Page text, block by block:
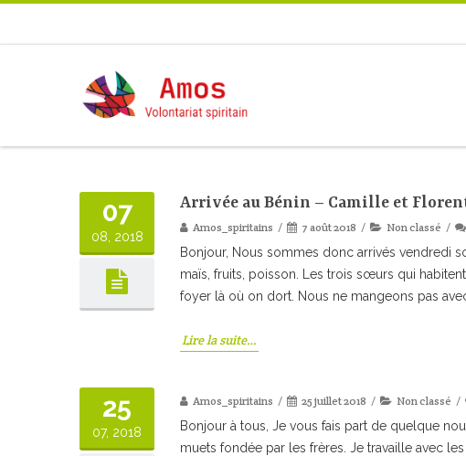
07
08, 2018
Arrivée au Bénin – Camille et
Amos_spiritains 7 août 2018 Non classé
Bonjour, Nous sommes donc arrivés vendredi
maïs, fruits, poisson. Les trois sœurs qui
foyer là où on dort. Nous ne mangeons pas
Lire la suite…
25
07, 2018
Amos_spiritains 25 juillet 2018 Non classé
Bonjour à tous, Je vous fais part de quelque
muets fondée par les frères. Je travaille avec